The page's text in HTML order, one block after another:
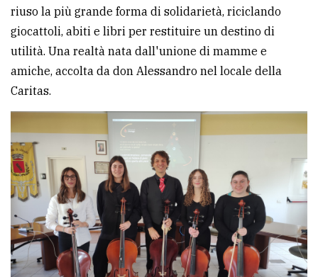
riuso la più grande forma di solidarietà, riciclando
giocattoli, abiti e libri per restituire un destino di
utilità. Una realtà nata dall'unione di mamme e
amiche, accolta da don Alessandro nel locale della
Caritas.